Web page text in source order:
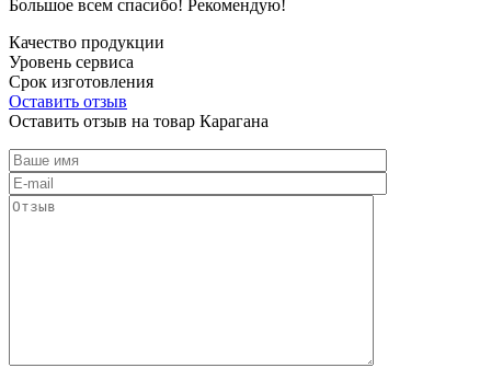
Большое всем спасибо! Рекомендую!
Качество продукции
Уровень сервиса
Срок изготовления
Оставить отзыв
Оставить отзыв на товар Карагана